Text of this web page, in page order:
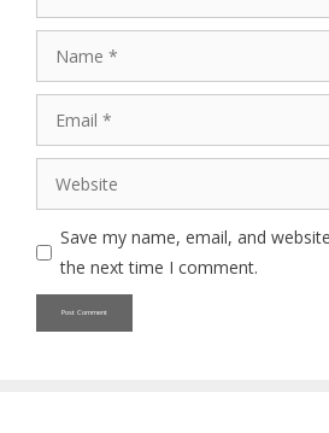
Website
Save my name, email, and
the next time I comment.